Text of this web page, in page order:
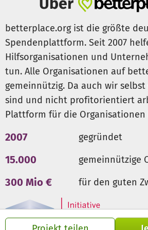
Selbstfürsorgeprogramme Raum
zu erholen und zu regenerieren,
Kinder eine Freude bleibt und sie
der Fülle heraus geben können.
Wir brauchen DICH!
1) Unterstütze unser Herzensprojekt
...make hope happen!
2) Erzähle davon
Du möchtest das Projekt unterstützen
Gemeinde, Arbeitsstelle,
oder hast andere kreative Ideen? Wir
Möglichkeit super gerne dabei!
betterplace.org ist die größte
Spendenplattform. Seit 2007
Hilfsorganisationen und
tun. Alle Organisationen auf
gemeinnützig. Da auch wir
sind und nicht profitorientiert
Plattform für die Organisationen
2007 gegründet
15.000 gemeinnützige
300 Mio € für den guten